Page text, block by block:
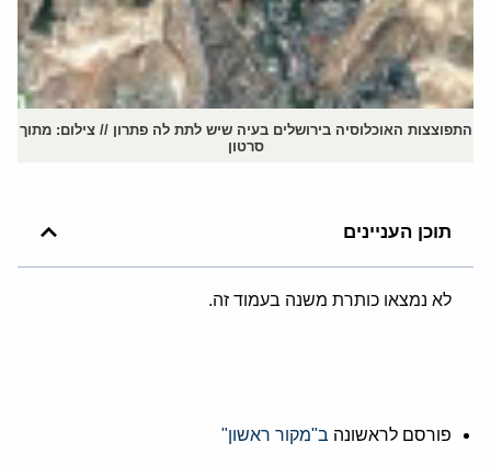
התפוצצות האוכלוסיה בירושלים בעיה שיש לתת לה פתרון // צילום: מתוך
סרטון
תוכן העניינים
לא נמצאו כותרת משנה בעמוד זה.
פורסם לראשונה ב"מקור ראשון"